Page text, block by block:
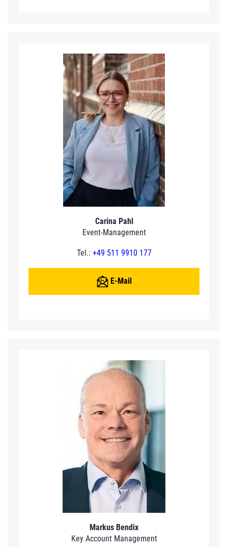
Carina Pahl
Event-Management
Tel.: +49 511 9910 177
E-Mail
Markus Bendix
Key Account Management